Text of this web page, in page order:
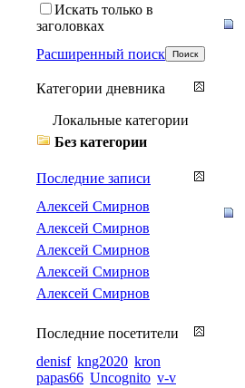
Искать только в
заголовках
Расширенный поиск
Категории дневника
Локальные категории
Без категории
Последние записи
Алексей Смирнов
Алексей Смирнов
Алексей Смирнов
Алексей Смирнов
Алексей Смирнов
Последние посетители
denisf kng2020 kron
papas66 Uncognito v-v